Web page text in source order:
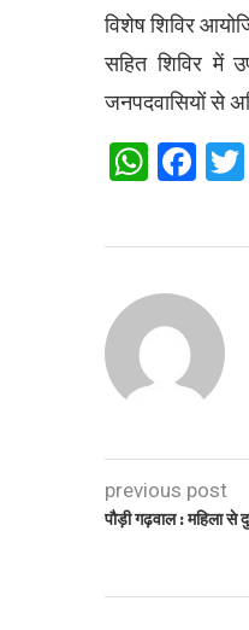
विशेष शिविर
सहित शिविर में
जनपदवासियों से
previous post
पौड़ी गढ़वाल : महिला से